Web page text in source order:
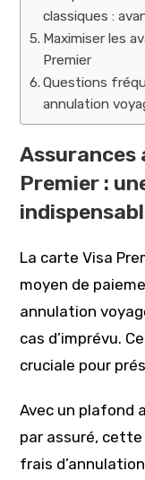
classiques :
Maximiser les
Premier
Questions
annulation
Assurances
Premier :
La carte Visa
moyen de
annulation
cas d’imprévu.
cruciale pour
Avec un plafond
par assuré,
frais